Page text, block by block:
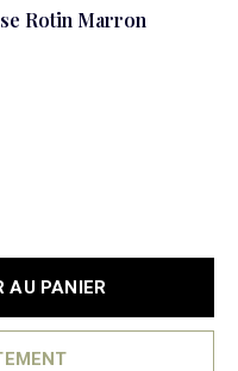
Rotin Marron
AU PANIER